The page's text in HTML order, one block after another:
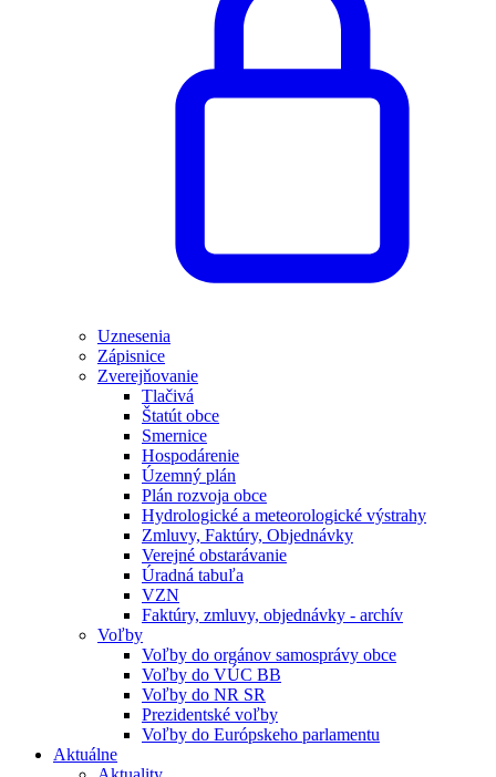
Uznesenia
Zápisnice
Zverejňovanie
Tlačivá
Štatút obce
Smernice
Hospodárenie
Územný plán
Plán rozvoja obce
Hydrologické a meteorologické výstrahy
Zmluvy, Faktúry, Objednávky
Verejné obstarávanie
Úradná tabuľa
VZN
Faktúry, zmluvy, objednávky - archív
Voľby
Voľby do orgánov samosprávy obce
Voľby do VÚC BB
Voľby do NR SR
Prezidentské voľby
Voľby do Európskeho parlamentu
Aktuálne